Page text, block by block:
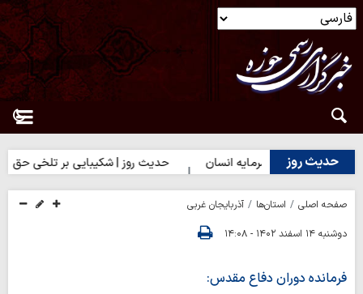
حدیث روز
روز | بهترین سرمایه انسان حدیث روز | شکیبایی بر تلخی حق
صفحه اصلی استان‌ها
آذربایجان غربی
دوشنبه ۱۴ اسفند ۱۴۰۲ - ۱۴:۰۸
فرمانده دوران دفاع مقدس: